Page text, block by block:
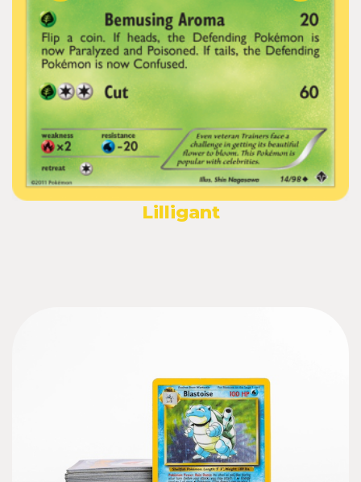
Lilligant